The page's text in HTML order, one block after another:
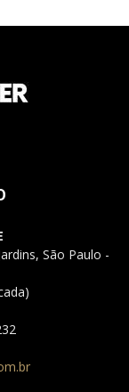
São Paulo -